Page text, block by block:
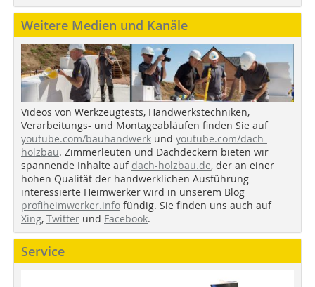
Weitere Medien und Kanäle
Videos von Werkzeugtests, Handwerkstechniken,
Verarbeitungs- und Montageabläufen finden Sie auf
youtube.com/bauhandwerk und youtube.com/dach-
holzbau. Zimmerleuten und Dachdeckern bieten wir
spannende Inhalte auf dach-holzbau.de, der an einer
hohen Qualität der handwerklichen Ausführung
interessierte Heimwerker wird in unserem Blog
profiheimwerker.info fündig. Sie finden uns auch auf
Xing, Twitter und Facebook.
Service